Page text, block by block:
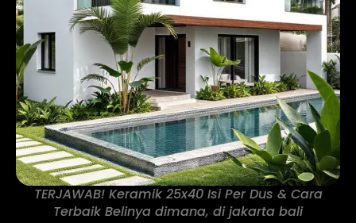
TERJAWAB! Keramik 25x40 Isi Per Dus & Cara
Terbaik Belinya dimana, di jakarta bali